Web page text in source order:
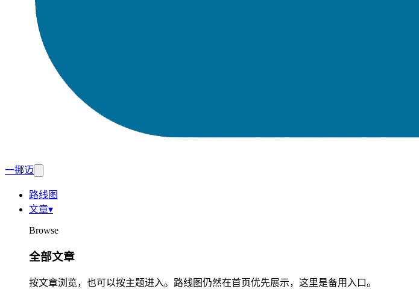
一挪迈
路线图
文章▾
Browse
全部文章
按文章浏览，也可以按主题进入。路线图仍然在首页优先展示，这里是备用入口。